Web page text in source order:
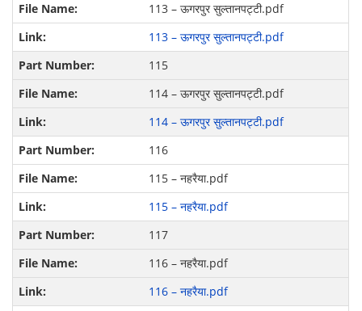
113 – ऊगरपुर सुल्तानपट्टी.pdf
113 – ऊगरपुर सुल्तानपट्टी.pdf
115
114 – ऊगरपुर सुल्तानपट्टी.pdf
114 – ऊगरपुर सुल्तानपट्टी.pdf
116
115 – नहरैया.pdf
115 – नहरैया.pdf
117
116 – नहरैया.pdf
116 – नहरैया.pdf